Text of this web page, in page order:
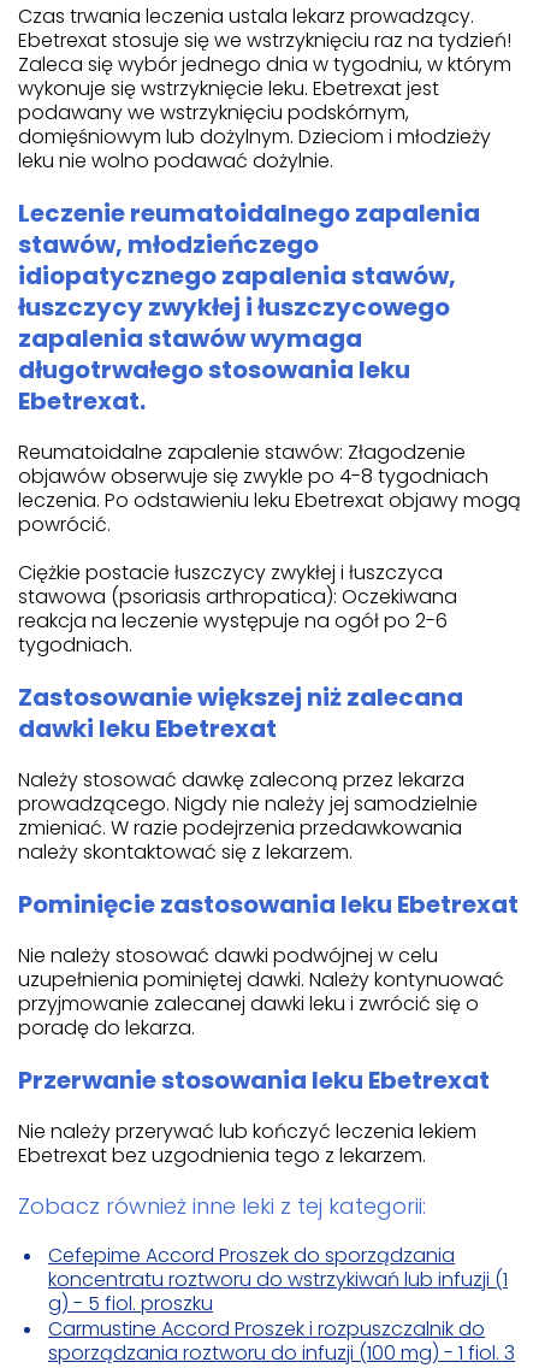
Czas trwania leczenia ustala lekarz prowadzący.
Ebetrexat stosuje się we wstrzyknięciu raz na tydzień!
Zaleca się wybór jednego dnia w tygodniu, w którym
wykonuje się wstrzyknięcie leku. Ebetrexat jest
podawany we wstrzyknięciu podskórnym,
domięśniowym lub dożylnym. Dzieciom i młodzieży
leku nie wolno podawać dożylnie.
Leczenie reumatoidalnego zapalenia
stawów, młodzieńczego
idiopatycznego zapalenia stawów,
łuszczycy zwykłej i łuszczycowego
zapalenia stawów wymaga
długotrwałego stosowania leku
Ebetrexat.
Reumatoidalne zapalenie stawów: Złagodzenie
objawów obserwuje się zwykle po 4-8 tygodniach
leczenia. Po odstawieniu leku Ebetrexat objawy mogą
powrócić.
Ciężkie postacie łuszczycy zwykłej i łuszczyca
stawowa (psoriasis arthropatica): Oczekiwana
reakcja na leczenie występuje na ogół po 2-6
tygodniach.
Zastosowanie większej niż zalecana
dawki leku Ebetrexat
Należy stosować dawkę zaleconą przez lekarza
prowadzącego. Nigdy nie należy jej samodzielnie
zmieniać. W razie podejrzenia przedawkowania
należy skontaktować się z lekarzem.
Pominięcie zastosowania leku Ebetrexat
Nie należy stosować dawki podwójnej w celu
uzupełnienia pominiętej dawki. Należy kontynuować
przyjmowanie zalecanej dawki leku i zwrócić się o
poradę do lekarza.
Przerwanie stosowania leku Ebetrexat
Nie należy przerywać lub kończyć leczenia lekiem
Ebetrexat bez uzgodnienia tego z lekarzem.
Zobacz również inne leki z tej kategorii:
Cefepime Accord Proszek do sporządzania
koncentratu roztworu do wstrzykiwań lub infuzji (1
g) - 5 fiol. proszku
Carmustine Accord Proszek i rozpuszczalnik do
sporządzania roztworu do infuzji (100 mg) - 1 fiol. 3